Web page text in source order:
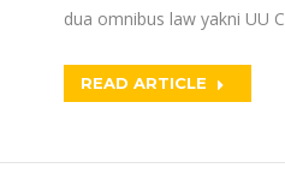
dua omnibus law yakni UU
READ ARTICLE